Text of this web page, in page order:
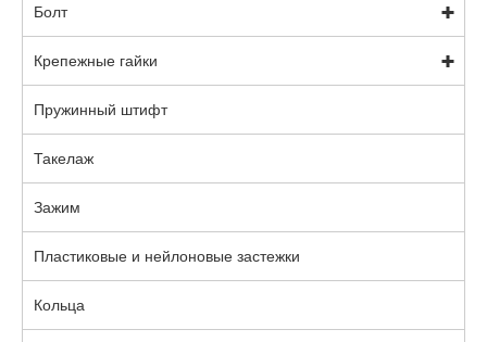
Болт
Крепежные гайки
Пружинный штифт
Такелаж
Зажим
Пластиковые и нейлоновые застежки
Кольца